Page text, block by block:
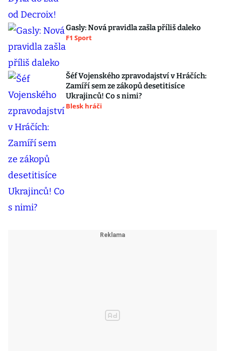
Gasly: Nová pravidla zašla příliš daleko
F1 Sport
Šéf Vojenského zpravodajství v Hráčích:
Zamíří sem ze zákopů desetitisíce
Ukrajinců! Co s nimi?
Blesk hráči